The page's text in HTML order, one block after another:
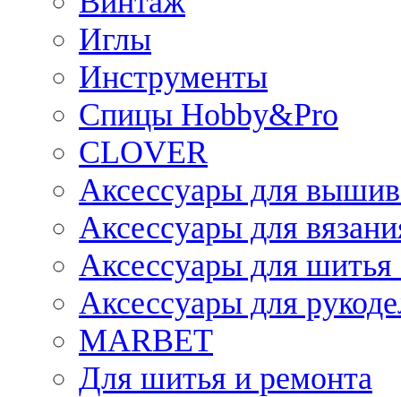
Иглы
Инструменты
Спицы Hobby&Pro
CLOVER
Аксессуары для
Аксессуары для
Аксессуары для
Аксессуары для
MARBET
Для шитья и ремонта